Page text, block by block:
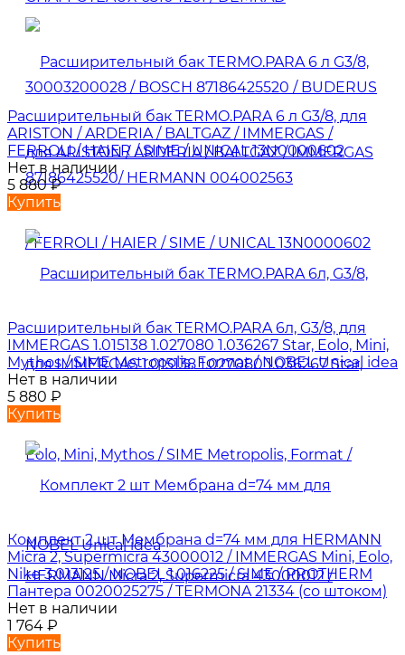
Расширительный бак TERMO.PARA 6 л G3/8, для
ARISTON / ARDERIA / BALTGAZ / IMMERGAS /
FERROLI / HAIER / SIME / UNICAL 13N0000602
Нет в наличии
5 880₽
Купить
Расширительный бак TERMO.PARA 6л, G3/8, для
IMMERGAS 1.015138 1.027080 1.036267 Star, Eolo, Mini,
Mythos / SIME Metropolis, Format / NOBEL Unical idea
Нет в наличии
5 880 ₽
Купить
Комплект 2 шт Мембрана d=74 мм для HERMANN
Micra 2, Supermicra 43000012 / IMMERGAS Mini, Eolo,
Nike 3.013125 / NOBEL 1.016225 / SIME / PROTHERM
Пантера 0020025275 / TERMONA 21334 (со штоком)
Нет в наличии
1 764 ₽
Купить